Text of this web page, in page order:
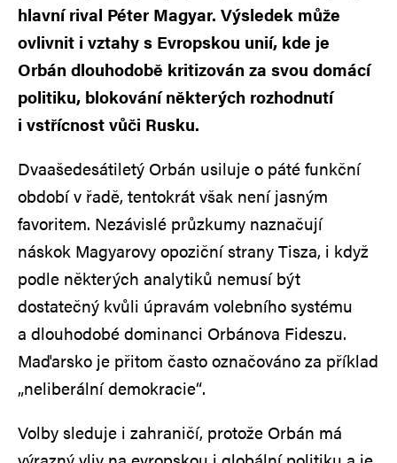
hlavní rival Péter Magyar. Výsledek může
ovlivnit i vztahy s Evropskou unií, kde je
Orbán dlouhodobě kritizován za svou domácí
politiku, blokování některých rozhodnutí
i vstřícnost vůči Rusku.
Dvaašedesátiletý Orbán usiluje o páté funkční
období v řadě, tentokrát však není jasným
favoritem. Nezávislé průzkumy naznačují
náskok Magyarovy opoziční strany Tisza, i když
podle některých analytiků nemusí být
dostatečný kvůli úpravám volebního systému
a dlouhodobé dominanci Orbánova Fideszu.
Maďarsko je přitom často označováno za příklad
„neliberální demokracie“.
Volby sleduje i zahraničí, protože Orbán má